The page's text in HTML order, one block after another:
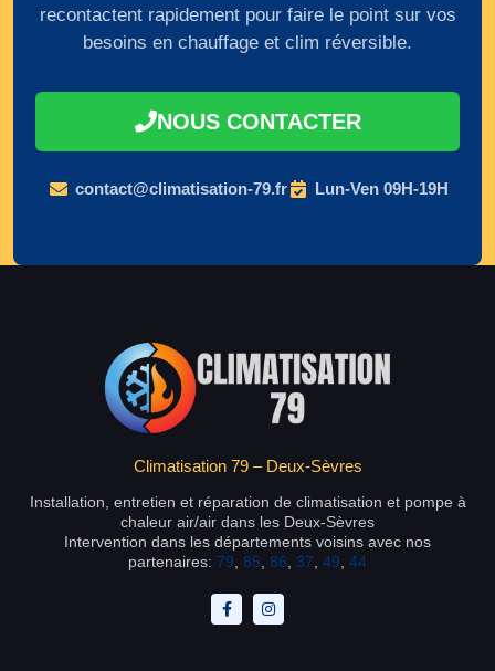
recontactent rapidement pour faire le point sur vos
besoins en chauffage et clim réversible.
NOUS CONTACTER
contact@climatisation-79.fr Lun-Ven 09H-19H
Climatisation 79 – Deux-Sèvres
Installation, entretien et réparation de climatisation et pompe à
chaleur air/air dans les Deux-Sèvres
Intervention dans les départements voisins avec nos
partenaires: 79 85 86 37 49 44